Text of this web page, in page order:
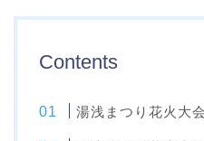
Contents
湯浅まつり花火大